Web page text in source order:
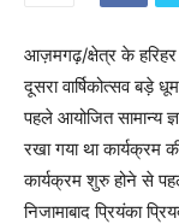
आज़मगढ़/क्षेत्र के हरिहर
दूसरा वार्षिकोत्सव बड़े
पहले आयोजित सामान्य
रखा गया था कार्यक्रम
कार्यक्रम शुरु होने से
निजामाबाद प्रियंका